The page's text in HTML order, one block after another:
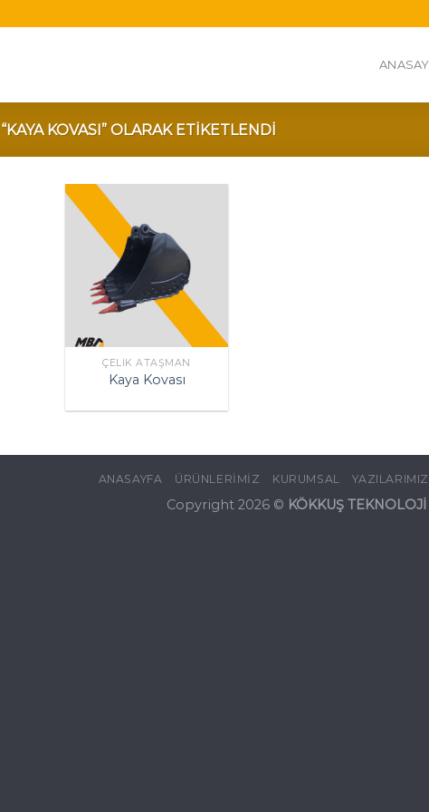
KOVASI” OLARAK ETIKETLENDI
ÇELIK ATAŞMAN
Kaya Kovası
ANASAYFA ÜRÜNLERIMIZ KURUMSAL YAZILARIMIZ
Copyright 2026 © KÖKKUŞ TEKNOLOJİ